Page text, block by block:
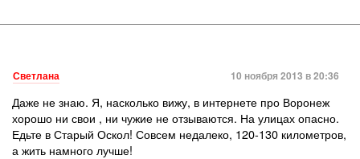
Светлана 10 ноября 2013 в 20:36
Даже не знаю. Я, насколько вижу, в интернете про Воронеж
хорошо ни свои , ни чужие не отзываются. На улицах опасно.
Едьте в Старый Оскол! Совсем недалеко, 120-130 километров,
а жить намного лучше!